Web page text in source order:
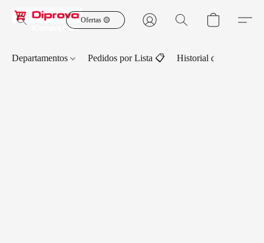
Ofertas 🟡
Departamentos Pedidos por Lista 📋 Historial de Pedidos